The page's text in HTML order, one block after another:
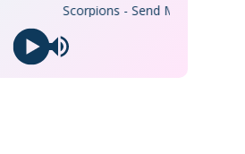
Scorpions - Send Me An Angel